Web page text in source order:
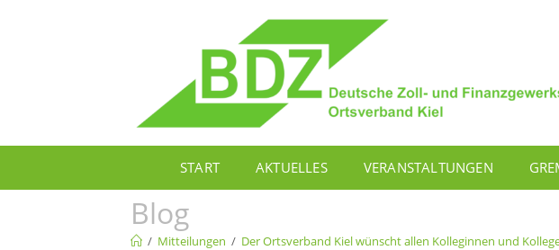
START AKTUELLES VERANSTALTUNGEN
Blog
/ Mitteilungen / Der Ortsverband Kiel wünscht allen Kolleginnen und